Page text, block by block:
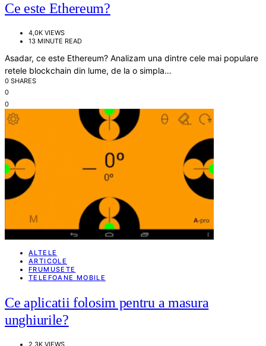
Ce este Ethereum?
4,0K VIEWS
13 MINUTE READ
Asadar, ce este Ethereum? Analizam una dintre cele mai populare
retele blockchain din lume, de la o simpla…
0 SHARES
0
0
ALTELE
ARTICOLE
FRUMUSETE
TELEFOANE MOBILE
Ce aplicatii folosim pentru a masura
unghiurile?
2,3K VIEWS